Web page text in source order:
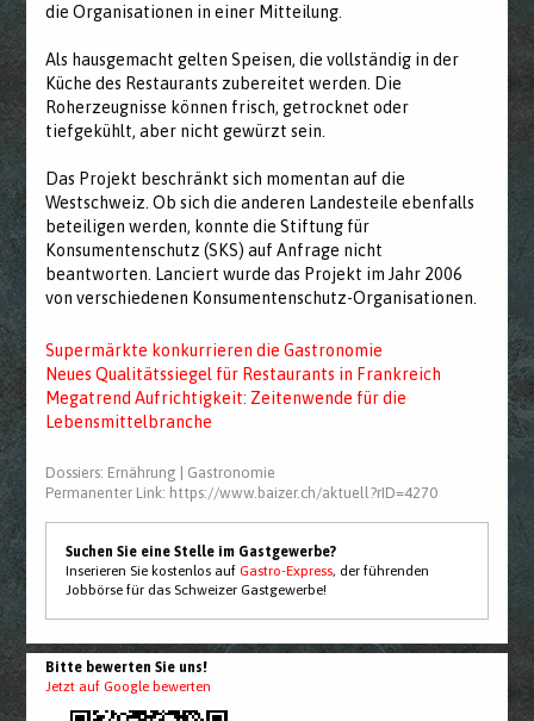
die Organisationen in einer Mitteilung.
Als hausgemacht gelten Speisen, die vollständig in der
Küche des Restaurants zubereitet werden. Die
Roherzeugnisse können frisch, getrocknet oder
tiefgekühlt, aber nicht gewürzt sein.
Das Projekt beschränkt sich momentan auf die
Westschweiz. Ob sich die anderen Landesteile ebenfalls
beteiligen werden, konnte die Stiftung für
Konsumentenschutz (SKS) auf Anfrage nicht
beantworten. Lanciert wurde das Projekt im Jahr 2006
von verschiedenen Konsumentenschutz-Organisationen.
Supermärkte konkurrieren die Gastronomie
Neues Qualitätssiegel für Restaurants in Frankreich
Megatrend Aufrichtigkeit: Zeitenwende für die
Lebensmittelbranche
Dossiers: Ernährung
Gastronomie
Permanenter Link: https://www.baizer.ch/aktuell?rID=4270
Suchen Sie eine Stelle im Gastgewerbe?
Inserieren Sie kostenlos aufGastro-Express, der führenden
Jobbörse für das Schweizer Gastgewerbe!
Bitte bewerten Sie uns!
Jetzt auf Google bewerten